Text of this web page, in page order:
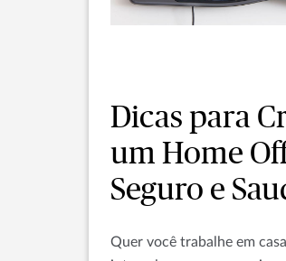
Dicas para
um Home
Seguro e
Quer você trabalhe em